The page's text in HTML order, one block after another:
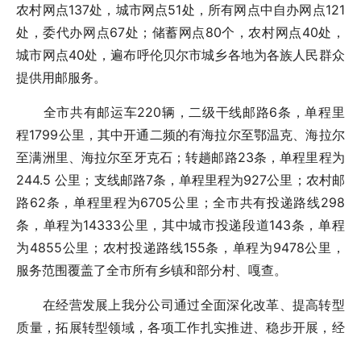
农村网点137处，城市网点51处，所有网点中自办网点121
处，委代办网点67处；储蓄网点80个，农村网点40处，
城市网点40处，遍布呼伦贝尔市城乡各地为各族人民群众
提供用邮服务。
全市共有邮运车220辆，二级干线邮路6条，单程里
程1799公里，其中开通二频的有海拉尔至鄂温克、海拉尔
至满洲里、海拉尔至牙克石；转趟邮路23条，单程里程为
244.5 公里；支线邮路7条，单程里程为927公里；农村邮
路62条，单程里程为6705公里；全市共有投递路线298
条，单程为14333公里，其中城市投递段道143条，单程
为4855公里；农村投递路线155条，单程为9478公里，
服务范围覆盖了全市所有乡镇和部分村、嘎查。
在经营发展上我分公司通过全面深化改革、提高转型
质量，拓展转型领域，各项工作扎实推进、稳步开展，经